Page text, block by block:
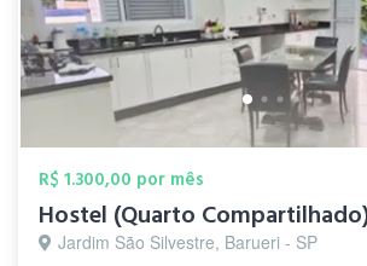
R$ 1.300,00 por mês
Jardim São Silvestre, Barueri - SP